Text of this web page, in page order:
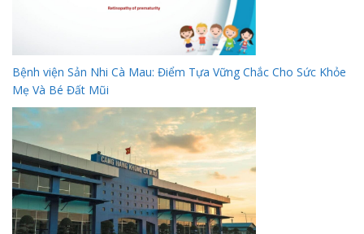
Bệnh viện Sản Nhi Cà Mau: Điểm Tựa Vững Chắc Cho Sức Khỏe
Mẹ Và Bé Đất Mũi